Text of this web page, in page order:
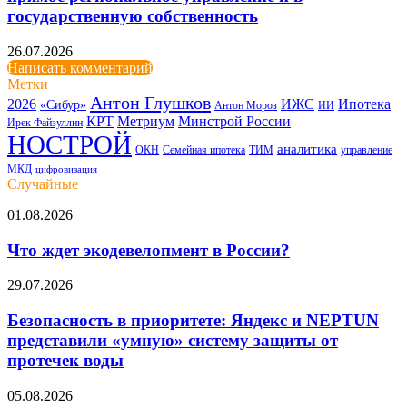
государственную собственность
26.07.2026
Написать комментарий
Метки
2026 «Сибур» Антон Глушков Антон Мороз ИЖС ИИ Ипотека
Ирек Файзуллин КРТ Метриум Минстрой России
НОСТРОЙ ОКН Семейная ипотека ТИМ аналитика управление
МКД цифровизация
Случайные
Что
экодевелопмент
в
России?
01.08.2026
Что ждет экодевелопмент в России?
Безопасность
приоритете:
Яндекс
и
NEPTUN
«умную»
29.07.2026
Безопасность в приоритете: Яндекс и NEPTUN
представили «умную» систему защиты от
протечек воды
Свой
05.08.2026